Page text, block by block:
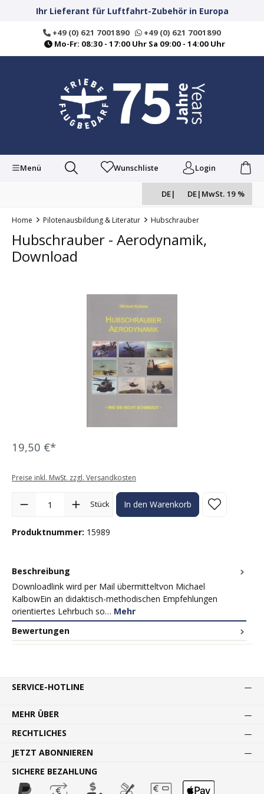
springenIhr Lieferant für Luftfahrt-Zubehör in Europa
+49 (0) 621 7001890
+49 (0) 621 7001890
Mo-Fr: 08:30 - 17:00 Uhr Sa 09:00 - 14:00 Uhr
Menü Wunschliste Login
DE| DE| MwSt. 19 %
Home Pilotenausbildung & Literatur Hubschrauber
Hubschrauber - Aerodynamik,
Download
19,50 €*
Preise inkl. MwSt. zzgl. Versandkosten
Produkt Anzahl: Gib den gewünschten Wert ein oder benutze die
Stück In den Warenkorb
Produktnummer: 15989
Beschreibung
Downloadlink wird per Mail übermitteltvon Michael
KalbowEin an didaktisch-methodischen Empfehlungen
orientiertes Lehrbuch so… Mehr
Bewertungen
SERVICE-HOTLINE
MEHR ÜBER
RECHTLICHES
JETZT ABONNIEREN
SICHERE BEZAHLUNG